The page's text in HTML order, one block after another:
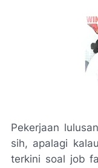
Pekerjaan
sih, apalagi
terkini soal job